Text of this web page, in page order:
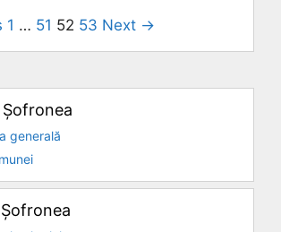
1 … 51 52 53 Next →
generală